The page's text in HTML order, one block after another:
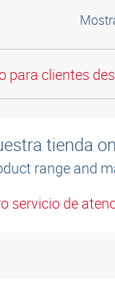
para clientes
tienda
range and
servicio de